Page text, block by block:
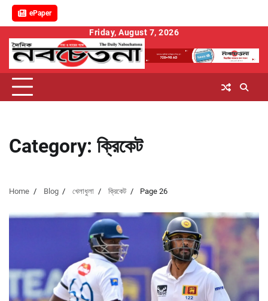
ePaper
content
Friday, August 7, 2026
Category: ক্রিকেট
Home Blog খেলাধুলা ক্রিকেট Page 26